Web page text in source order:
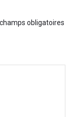
obligatoires